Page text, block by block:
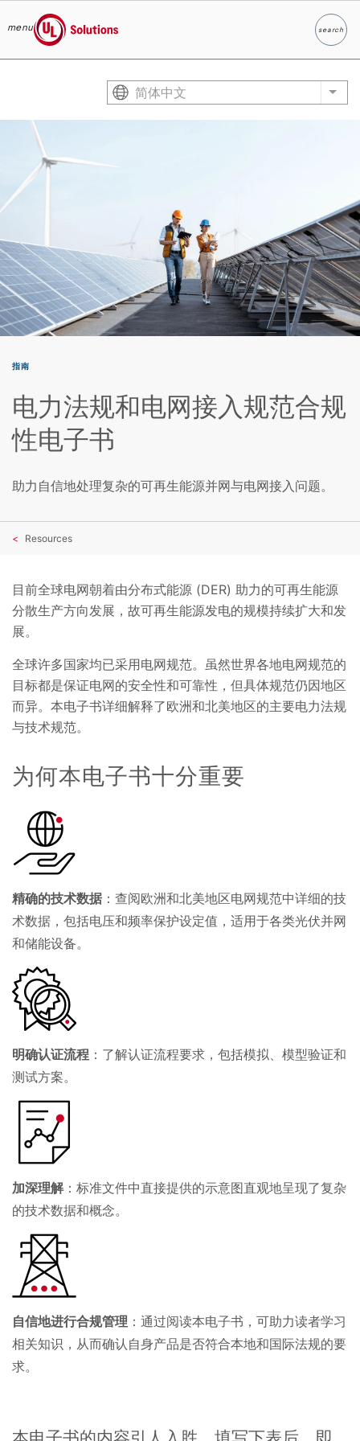
menu
UL Solutions
searchSearch
简体中文 List
指南
电力法规和电网接入规范合规
性电子书
助力自信地处理复杂的可再生能源并网与电网接入问题。
Resources
目前全球电网朝着由分布式能源 (DER) 助力的可再生能源
分散生产方向发展，故可再生能源发电的规模持续扩大和发
展。
全球许多国家均已采用电网规范。虽然世界各地电网规范的
目标都是保证电网的安全性和可靠性，但具体规范仍因地区
而异。本电子书详细解释了欧洲和北美地区的主要电力法规
与技术规范。
为何本电子书十分重要
精确的技术数据 ：查阅欧洲和北美地区电网规范中详细的技
术数据，包括电压和频率保护设定值，适用于各类光伏并网
和储能设备。
明确认证流程 ：了解认证流程要求，包括模拟、模型验证和
测试方案。
加深理解：标准文件中直接提供的示意图直观地呈现了复杂
的技术数据和概念。
自信地进行合规管理 ：通过阅读本电子书，可助力读者学习
相关知识，从而确认自身产品是否符合本地和国际法规的要
求。